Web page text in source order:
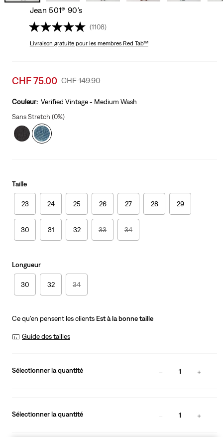
Jean 501® 90’s
(1108)
Livraison gratuitepour les membres Red Tab™
Sale
is
CHF 75.00 Original
Was
CHF 149.90
Couleur: Verified Vintage - Medium Wash
Sans Stretch (0%)
Taille
23 24 25 26 27 28 29
30 31 32 33 34
Longueur
30 32 34
Ce qu’en pensent les clients Est à la bonne taille
Guide des tailles
Sélectionner la quantité 1
Sélectionner la quantité 1